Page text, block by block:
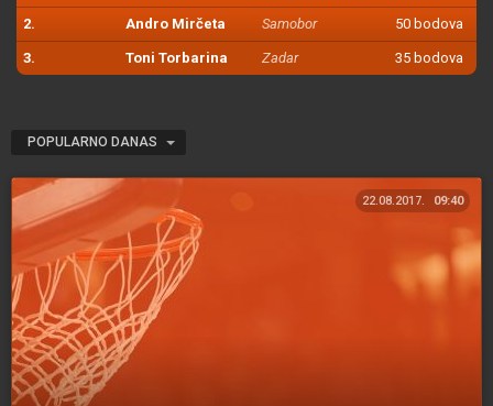
2. Andro Mirčeta Samobor 50 bodova
3. Toni Torbarina Zadar 35 bodova
POPULARNO DANAS
22.08.2017. 09:40